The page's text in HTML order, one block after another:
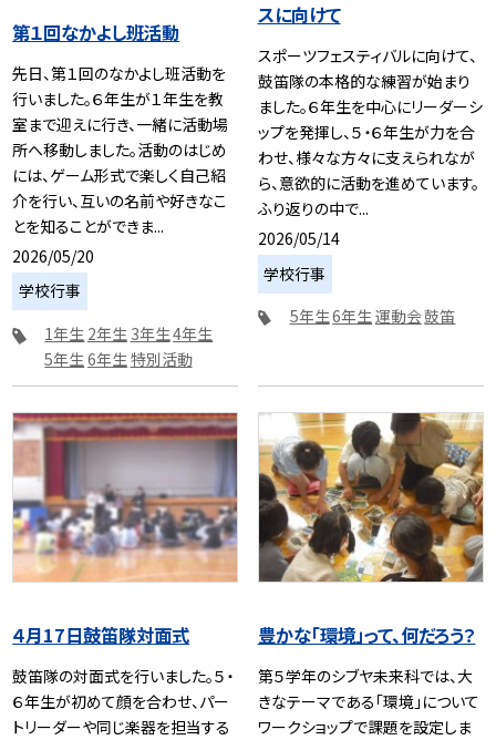
第１回なかよし班活動
先日、第１回のなかよし班活動を
行いました。６年生が１年生を教
室まで迎えに行き、一緒に活動場
所へ移動しました。活動のはじめ
には、ゲーム形式で楽しく自己紹
介を行い、互いの名前や好きなこ
とを知ることができま...
2026/05/20
学校行事
1年生 2年生 3年生4年生
5年生 6年生 特別活動
スに向けて
スポーツフェスティバルに向けて、
鼓笛隊の本格的な練習が始まり
ました。６年生を中心にリーダーシ
ップを発揮し、５・６年生が力を合
わせ、様々な方々に支えられなが
ら、意欲的に活動を進めています。
ふり返りの中で...
2026/05/14
学校行事
5年生6年生運動会鼓笛
４月17日鼓笛隊対面式
鼓笛隊の対面式を行いました。５・
６年生が初めて顔を合わせ、パー
トリーダーや同じ楽器を担当する
豊かな「環境」って、何だろう？
第５学年のシブヤ未来科では、大
きなテーマである「環境」について
ワークショップで課題を設定しま